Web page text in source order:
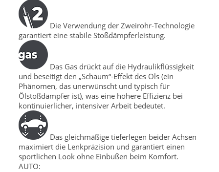
Die Verwendung der Zweirohr-Technologie
garantiert eine stabile Stoßdämpferleistung.
Das Gas drückt auf die Hydraulikflüssigkeit
und beseitigt den „Schaum“-Effekt des Öls (ein
Phänomen, das unerwünscht und typisch für
Ölstoßdämpfer ist), was eine höhere Effizienz bei
kontinuierlicher, intensiver Arbeit bedeutet.
Das gleichmäßige tieferlegen beider Achsen
maximiert die Lenkpräzision und garantiert einen
sportlichen Look ohne Einbußen beim Komfort.
AUTO: